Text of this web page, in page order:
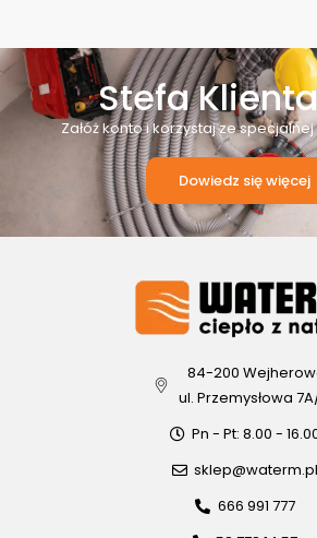
Stefa
Załóż konto i korzystaj ze
Dowiedz się więcej
84-200
ul. Przemysłowa
Pn - Pt: 8.00 -
sklep@waterm.pl
666 991 777